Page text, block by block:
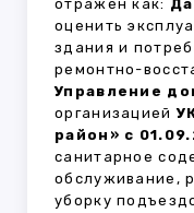
отражён как: Да
оценить
здания и
ремонтно-
Управление
организацией
район» с
санитарное
обслуживание,
уборку